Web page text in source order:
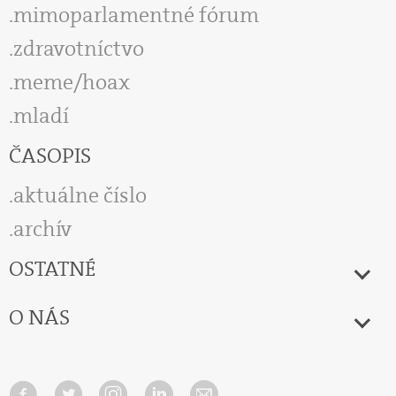
mimoparlamentné fórum
zdravotníctvo
meme/hoax
mladí
ČASOPIS
aktuálne číslo
archív
OSTATNÉ
O NÁS